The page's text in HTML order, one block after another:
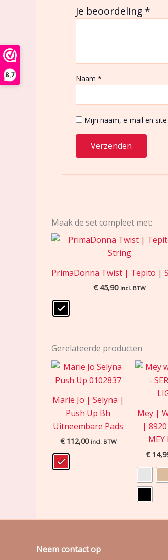
8,7
Je beoordeling *
Naam *
Mijn naam, e-mail en
Maak de set compleet met:
PrimaDonna Twist | Tepito |
€ 45,90 incl. BTW
Gerelateerde producten
Marie Jo | Selyna |
Push Up Bh
Uitneembare Pads
€112,00 incl. BTW
Mey |
|
MEY
€
Neem contact op